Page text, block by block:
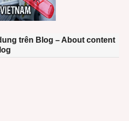
trên Blog – About content